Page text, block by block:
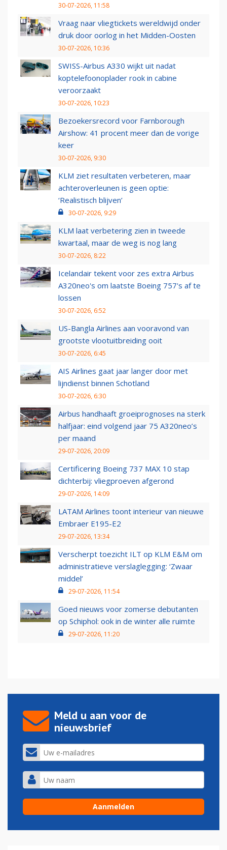
30-07-2026, 11:58
Vraag naar vliegtickets wereldwijd onder
druk door oorlog in het Midden-Oosten
30-07-2026, 10:36
SWISS-Airbus A330 wijkt uit nadat
koptelefoonoplader rook in cabine
veroorzaakt
30-07-2026, 10:23
Bezoekersrecord voor Farnborough
Airshow: 41 procent meer dan de vorige
keer
30-07-2026, 9:30
KLM ziet resultaten verbeteren, maar
achteroverleunen is geen optie:
‘Realistisch blijven’
30-07-2026, 9:29
KLM laat verbetering zien in tweede
kwartaal, maar de weg is nog lang
30-07-2026, 8:22
Icelandair tekent voor zes extra Airbus
A320neo's om laatste Boeing 757's af te
lossen
30-07-2026, 6:52
US-Bangla Airlines aan vooravond van
grootste vlootuitbreiding ooit
30-07-2026, 6:45
AIS Airlines gaat jaar langer door met
lijndienst binnen Schotland
30-07-2026, 6:30
Airbus handhaaft groeiprognoses na sterk
halfjaar: eind volgend jaar 75 A320neo’s
per maand
29-07-2026, 20:09
Certificering Boeing 737 MAX 10 stap
dichterbij: vliegproeven afgerond
29-07-2026, 14:09
LATAM Airlines toont interieur van nieuwe
Embraer E195-E2
29-07-2026, 13:34
Verscherpt toezicht ILT op KLM E&M om
administratieve verslaglegging: ‘Zwaar
middel’
29-07-2026, 11:54
Goed nieuws voor zomerse debutanten
op Schiphol: ook in de winter alle ruimte
29-07-2026, 11:20
Meld u aan voor de
nieuwsbrief